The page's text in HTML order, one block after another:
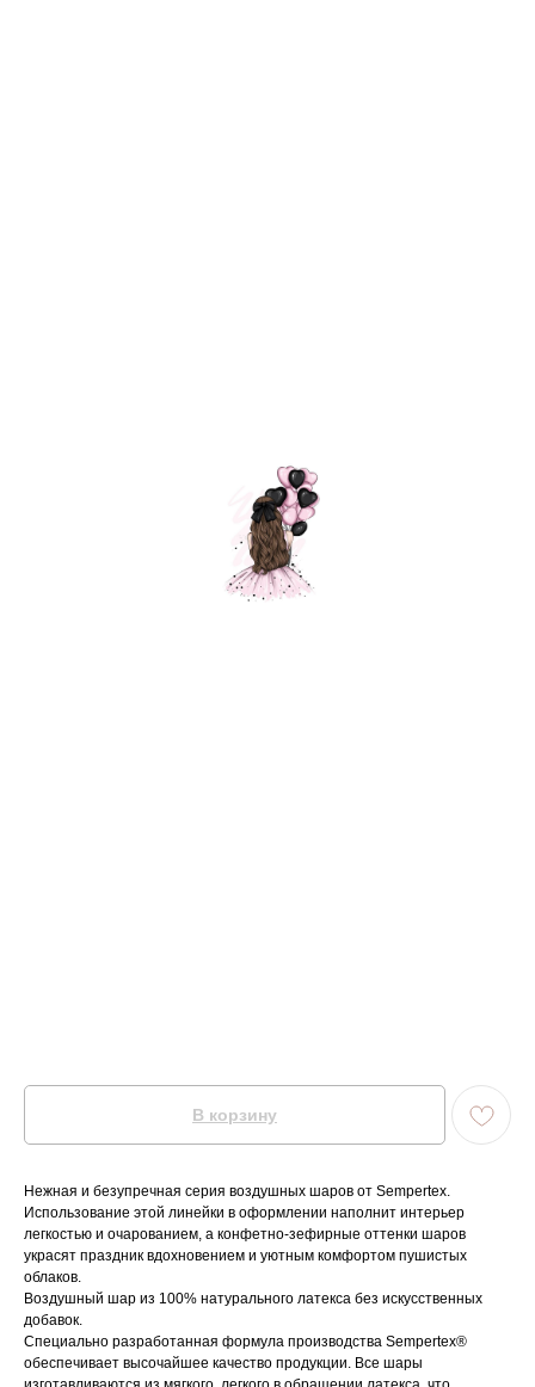
В корзину
Нежная и безупречная серия воздушных шаров от Sempertex.
Использование этой линейки в оформлении наполнит интерьер
легкостью и очарованием, а конфетно-зефирные оттенки шаров
украсят праздник вдохновением и уютным комфортом пушистых
облаков.
Воздушный шар из 100% натурального латекса без искусственных
добавок.
Специально разработанная формула производства Sempertex®
обеспечивает высочайшее качество продукции. Все шары